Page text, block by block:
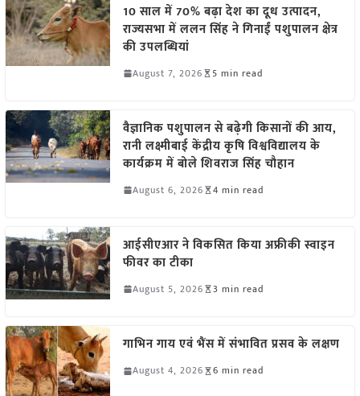
10 साल में 70% बढ़ा देश का दूध उत्पादन,
राज्यसभा में ललन सिंह ने गिनाईं पशुपालन क्षेत्र
की उपलब्धियां
August 7, 2026 5 min read
वैज्ञानिक पशुपालन से बढ़ेगी किसानों की आय,
रानी लक्ष्मीबाई केंद्रीय कृषि विश्वविद्यालय के
कार्यक्रम में बोले शिवराज सिंह चौहान
August 6, 2026 4 min read
आईसीएआर ने विकसित किया अफ्रीकी स्वाइन
फीवर का टीका
August 5, 2026 3 min read
गाभिन गाय एवं भैंस में संभावित प्रसव के लक्षण
August 4, 2026 6 min read